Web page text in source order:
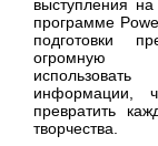
выступления
программе
подготовки
огромную
информации,
превратить
творчества.